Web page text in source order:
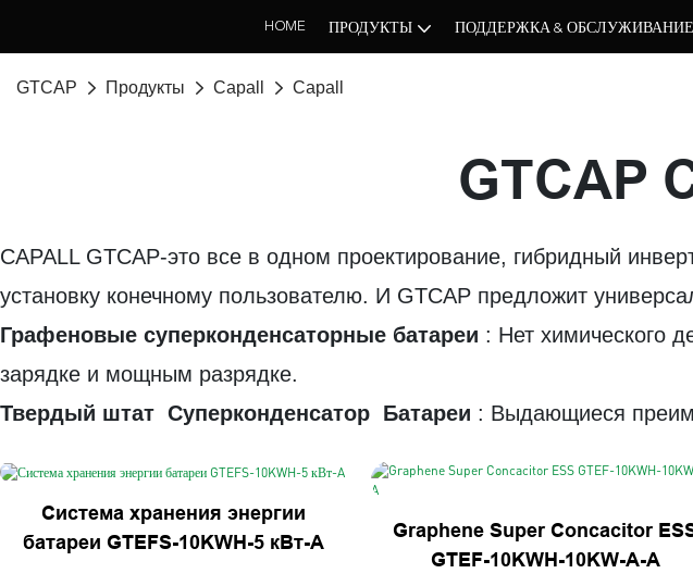
HOME ПРОДУКТЫ ПОДДЕРЖКА & ОБСЛУЖИВАНИЕ
GTCAP Продукты Capall Capall
GTCAP
CAPALL GTCAP-это все в одном проектирование, гибридный
установку конечному пользователю. И GTCAP предложит
Графеновые суперконденсаторные батареи : Нет химического
зарядке и мощным разрядке.
Твердый штат Суперконденсатор Батареи : Выдающиеся
Система хранения энергии
батареи GTEFS-10KWH-5 кВт-A
Graphene Super Concacitor
GTEF-10KWH-10KW-A-A